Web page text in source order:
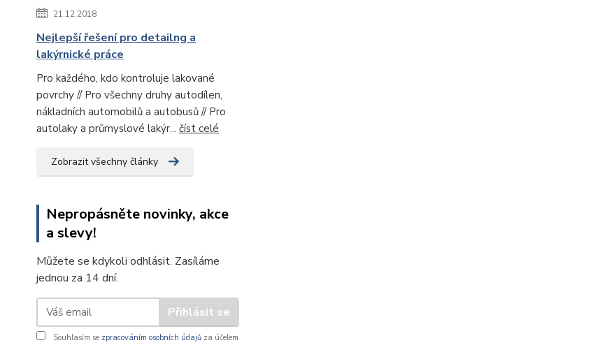
21.12.2018
Nejlepší řešení pro detailng a
lakýrnické práce
Pro každého, kdo kontroluje lakované
povrchy // Pro všechny druhy autodílen,
nákladních automobilů a autobusů // Pro
autolaky a průmyslové lakýr... číst celé
Zobrazit všechny články
Nepropásněte novinky, akce
a slevy!
Můžete se kdykoli odhlásit. Zasíláme
jednou za 14 dní.
Přihlásit se
Souhlasím se zpracováním osobních údajů za účelem